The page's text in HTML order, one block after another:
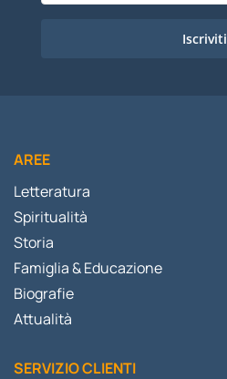
Iscriviti
AREE
Letteratura
Spiritualità
Storia
Famiglia & Educazione
Biografie
Attualità
SERVIZIO CLIENTI